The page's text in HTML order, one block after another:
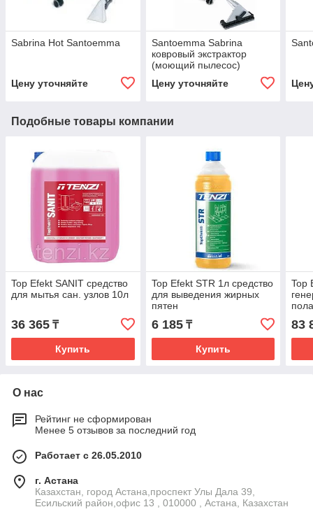
Sabrina Hot Santoemma
Цену уточняйте
Santoemma Sabrina
ковровый экстрактор
(моющий пылесос)
Цену уточняйте
Подобные товары компании
Top Efekt SANIT средство
для мытья сан. узлов 10л
36 365 ₸
Купить
Top Efekt STR 1л средство
для выведения жирных
пятен
6 185₸
Купить
Top
83
О нас
Рейтинг не сформирован
Менее 5 отзывов за последний год
Работает с 26.05.2010
г. Астана
Казахстан, город Астана,проспект Улы Дала 39,
Есильский район,офис 13 , 010000 , Астана, Казахстан